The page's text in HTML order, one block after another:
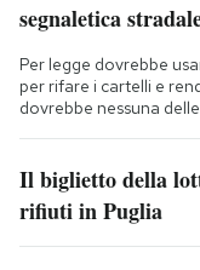
segnaletica
Per legge dovrebbe
per rifare i cartelli e
dovrebbe nessuna
Il biglietto della
rifiuti in Puglia